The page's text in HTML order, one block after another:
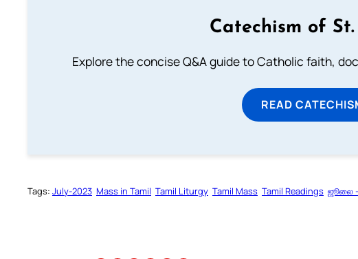
Catechism of
Explore the concise Q&A guide to Catholic faith,
READ
Tags: July-2023 Mass in Tamil Tamil Liturgy Tamil Mass Tamil Readings ஜூலை